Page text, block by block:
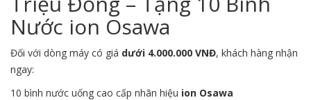
Nước ion Osawa
Đối với dòng máy có giá dưới 4.000.000 VNĐ, khách hàng nhận
ngay:
10 bình nước uống cao cấp nhãn hiệu ion Osawa